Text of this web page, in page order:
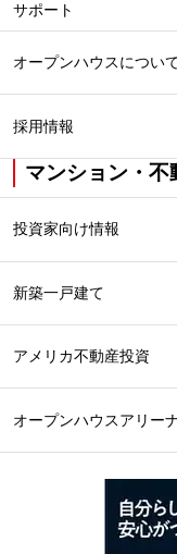
サポート
オープンハウスについ
採用情報
マンション・
投資家向け情報
新築一戸建て
アメリカ不動産投資
オープンハウスアリー